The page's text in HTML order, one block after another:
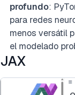
profundo:
para redes
menos versátil
el modelado
JAX